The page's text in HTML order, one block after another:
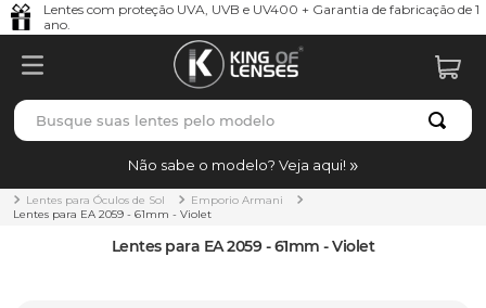
Lentes com proteção UVA, UVB e UV400 + Garantia de fabricação de 1
ano.
Busque suas lentes pelo modelo
Não sabe o modelo? Veja aqui!
Lentes para Óculos de Sol
Emporio Armani
Lentes para EA 2059 - 61mm - Violet
Lentes para EA 2059 - 61mm - Violet
TERMOS MAIS BUSCADOS
1º borrachas
holbrook